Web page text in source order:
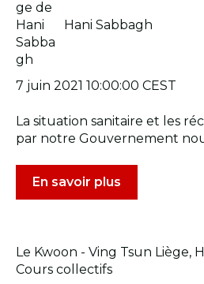
Hani Sabbagh
7 juin 2021 10:00:00 CEST
La situation sanitaire et les
par notre Gouvernement
En savoir plus
Le Kwoon - Ving Tsun Liège,
Cours collectifs